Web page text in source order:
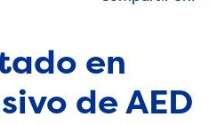
en
de AED